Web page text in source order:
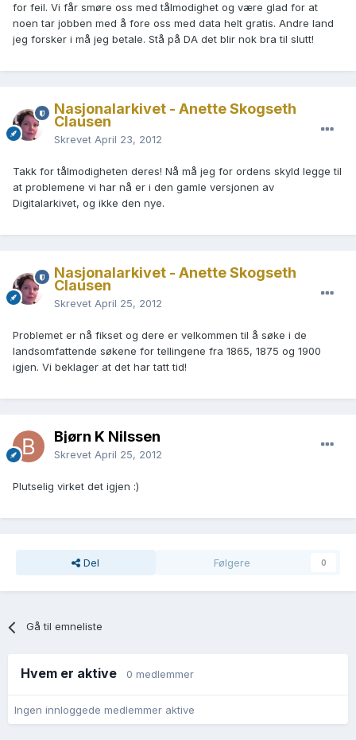
for feil. Vi får smøre oss med tålmodighet og være glad for at
noen tar jobben med å fore oss med data helt gratis. Andre land
jeg forsker i må jeg betale. Stå på DA det blir nok bra til slutt!
Nasjonalarkivet - Anette Skogseth
Clausen
Skrevet April 23, 2012
Takk for tålmodigheten deres! Nå må jeg for ordens skyld legge til
at problemene vi har nå er i den gamle versjonen av
Digitalarkivet, og ikke den nye.
Nasjonalarkivet - Anette Skogseth
Clausen
Skrevet April 25, 2012
Problemet er nå fikset og dere er velkommen til å søke i de
landsomfattende søkene for tellingene fra 1865, 1875 og 1900
igjen. Vi beklager at det har tatt tid!
Bjørn K Nilssen
Skrevet April 25, 2012
Plutselig virket det igjen :)
Del Følgere 0
Gå til emneliste
Hvem er aktive 0 medlemmer
Ingen innloggede medlemmer aktive